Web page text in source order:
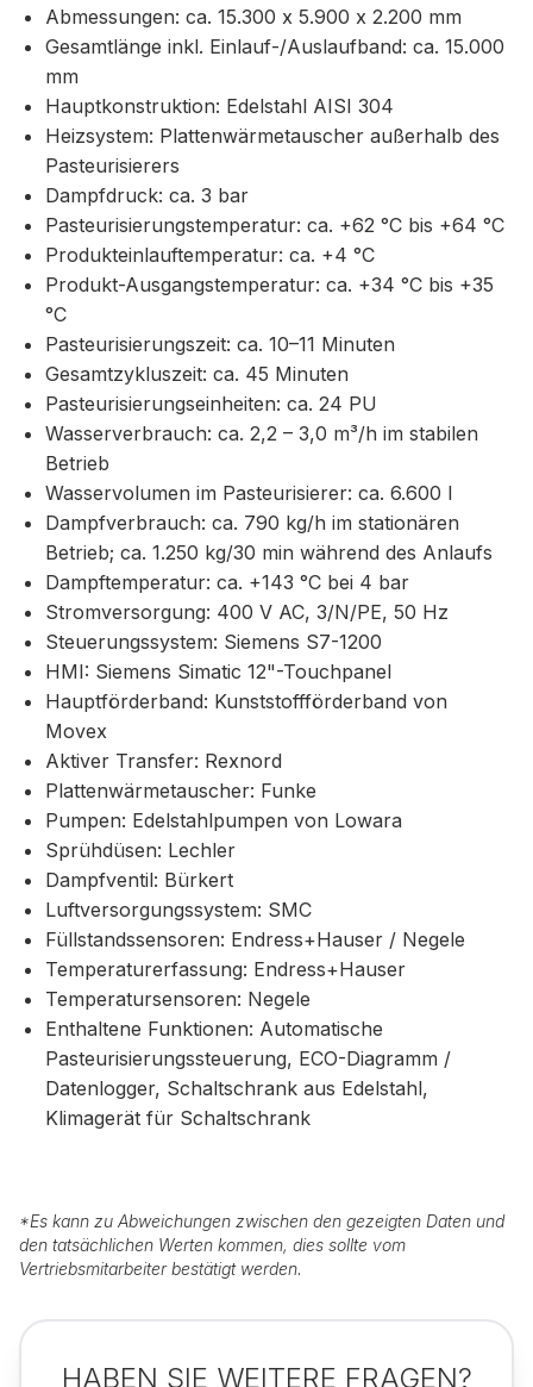
Abmessungen: ca. 15.300 x 5.900 x 2.200 mm
Gesamtlänge inkl. Einlauf-/Auslaufband: ca. 15.000
mm
Hauptkonstruktion: Edelstahl AISI 304
Heizsystem: Plattenwärmetauscher außerhalb des
Pasteurisierers
Dampfdruck: ca. 3 bar
Pasteurisierungstemperatur: ca. +62 °C bis +64 °C
Produkteinlauftemperatur: ca. +4 °C
Produkt-Ausgangstemperatur: ca. +34 °C bis +35
°C
Pasteurisierungszeit: ca. 10–11 Minuten
Gesamtzykluszeit: ca. 45 Minuten
Pasteurisierungseinheiten: ca. 24 PU
Wasserverbrauch: ca. 2,2 – 3,0 m³/h im stabilen
Betrieb
Wasservolumen im Pasteurisierer: ca. 6.600 l
Dampfverbrauch: ca. 790 kg/h im stationären
Betrieb; ca. 1.250 kg/30 min während des Anlaufs
Dampftemperatur: ca. +143 °C bei 4 bar
Stromversorgung: 400 V AC, 3/N/PE, 50 Hz
Steuerungssystem: Siemens S7-1200
HMI: Siemens Simatic 12"-Touchpanel
Hauptförderband: Kunststoffförderband von
Movex
Aktiver Transfer: Rexnord
Plattenwärmetauscher: Funke
Pumpen: Edelstahlpumpen von Lowara
Sprühdüsen: Lechler
Dampfventil: Bürkert
Luftversorgungssystem: SMC
Füllstandssensoren: Endress+Hauser / Negele
Temperaturerfassung: Endress+Hauser
Temperatursensoren: Negele
Enthaltene Funktionen: Automatische
Pasteurisierungssteuerung, ECO-Diagramm /
Datenlogger, Schaltschrank aus Edelstahl,
Klimagerät für Schaltschrank
*Es kann zu Abweichungen zwischen den gezeigten Daten und
den tatsächlichen Werten kommen, dies sollte vom
Vertriebsmitarbeiter bestätigt werden.
HABEN SIE WEITERE FRAGEN?